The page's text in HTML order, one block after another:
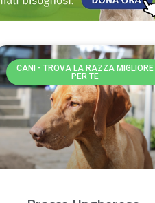
CANI - TROVA LA RAZZA MIGLIORE
PER TE